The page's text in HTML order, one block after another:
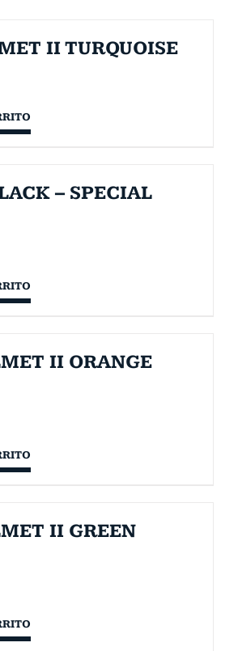
II TURQUOISE
– SPECIAL
II ORANGE
II GREEN